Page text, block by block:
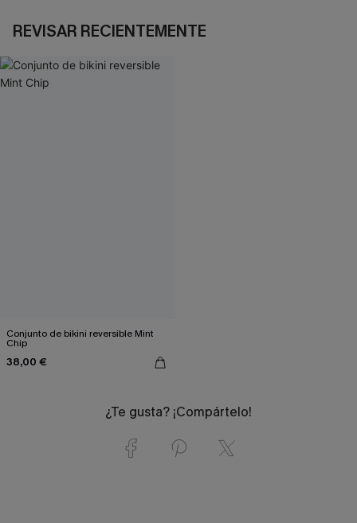
REVISAR RECIENTEMENTE
Conjunto de bikini reversible Mint
Chip
38,00 €
¿Te gusta? ¡Compártelo!